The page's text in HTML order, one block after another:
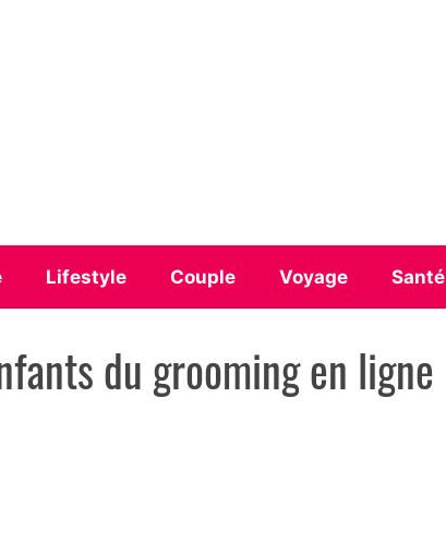
Lifestyle Couple Voyage Santé
du grooming en ligne